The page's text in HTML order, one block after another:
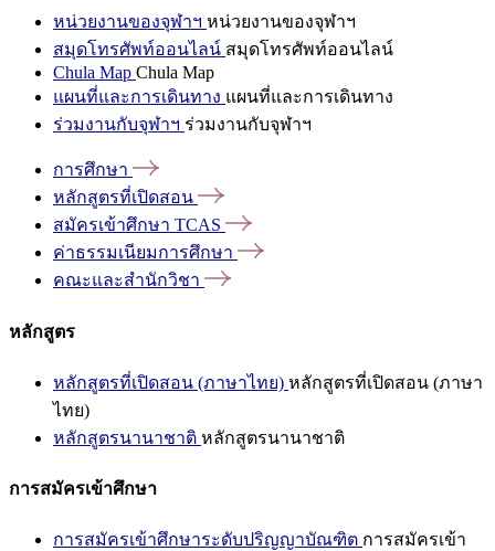
หน่วยงานของจุฬาฯ หน่วยงานของจุฬาฯ
สมุดโทรศัพท์ออนไลน์ สมุดโทรศัพท์ออนไลน์
Chula Map Chula Map
แผนที่และการเดินทาง แผนที่และการเดินทาง
ร่วมงานกับจุฬาฯ ร่วมงานกับจุฬาฯ
การศึกษา
หลักสูตรที่เปิดสอน
สมัครเข้าศึกษา TCAS
ค่าธรรมเนียมการศึกษา
คณะและสำนักวิชา
หลักสูตร
หลักสูตรที่เปิดสอน (ภาษาไทย) หลักสูตรที่เปิดสอน (ภาษา
ไทย)
หลักสูตรนานาชาติ หลักสูตรนานาชาติ
การสมัครเข้าศึกษา
การสมัครเข้าศึกษาระดับปริญญาบัณฑิต การสมัครเข้า